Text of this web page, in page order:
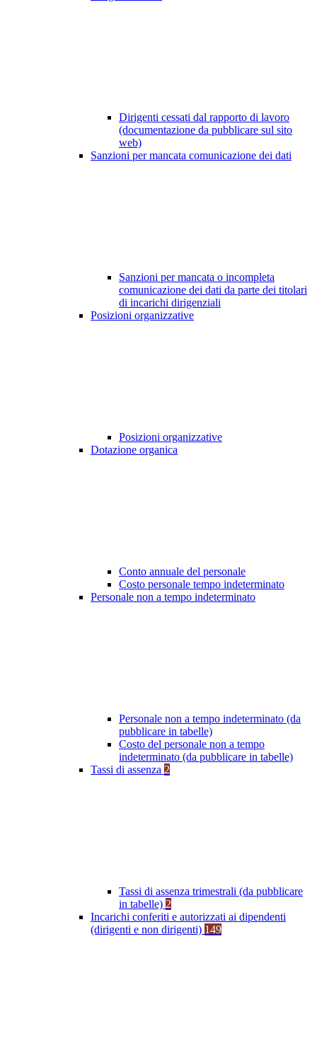
Dirigenti cessati dal rapporto di lavoro
(documentazione da pubblicare sul sito
web)
Sanzioni per mancata comunicazione dei dati
Sanzioni per mancata o incompleta
comunicazione dei dati da parte dei titolari
di incarichi dirigenziali
Posizioni organizzative
Posizioni organizzative
Dotazione organica
Conto annuale del personale
Costo personale tempo indeterminato
Personale non a tempo indeterminato
Personale non a tempo indeterminato (da
pubblicare in tabelle)
Costo del personale non a tempo
indeterminato (da pubblicare in tabelle)
Tassi di assenza 2
Tassi di assenza trimestrali (da pubblicare
in tabelle) 2
Incarichi conferiti e autorizzati ai dipendenti
(dirigenti e non dirigenti) 149